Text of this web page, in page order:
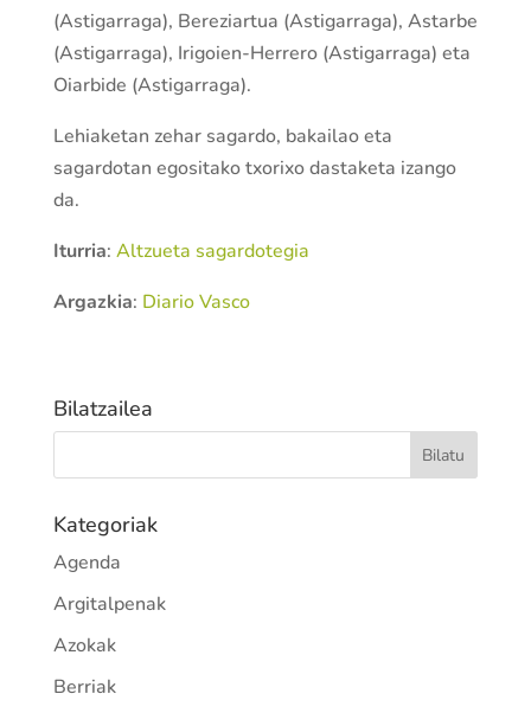
(Astigarraga), Bereziartua (Astigarraga), Astarbe
(Astigarraga), Irigoien-Herrero (Astigarraga) eta
Oiarbide (Astigarraga).
Lehiaketan zehar sagardo, bakailao eta
sagardotan egositako txorixo dastaketa izango
da.
Iturria: Altzueta sagardotegia
Argazkia: Diario Vasco
Bilatzailea
Kategoriak
Agenda
Argitalpenak
Azokak
Berriak